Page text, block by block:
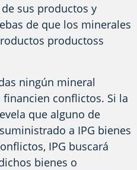
sus productos y
de que los minerales
productoss
ningún mineral
conflictos. Si la
que alguno de
a IPG bienes
IPG buscará
bienes o